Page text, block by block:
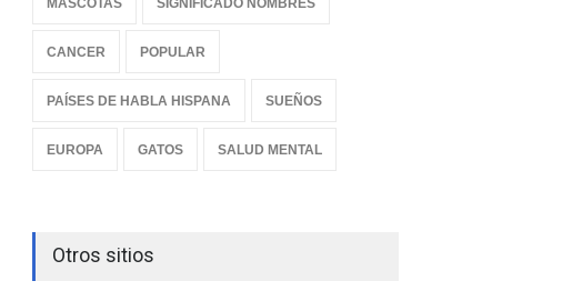
CANCER POPULAR
PAÍSES DE HABLA HISPANA SUEÑOS
EUROPA GATOS SALUD MENTAL
Otros sitios